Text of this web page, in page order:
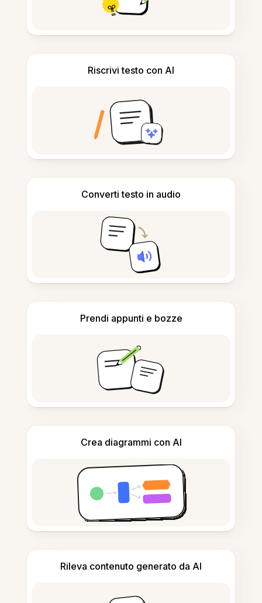
Riscrivi testo con AI
Converti testo in audio
Prendi appunti e bozze
Crea diagrammi con AI
Rileva contenuto generato da AI